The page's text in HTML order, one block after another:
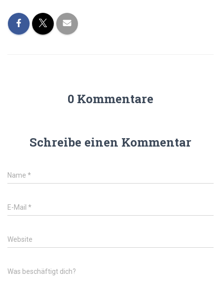
0 Kommentare
Schreibe einen Kommentar
Name *
E-Mail *
Website
Was beschäftigt dich?